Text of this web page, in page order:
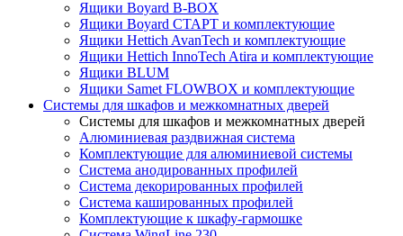
Ящики Boyard B-BOX
Ящики Boyard СТАРТ и комплектующие
Ящики Hettich AvanTech и комплектующие
Ящики Hettich InnoTech Atira и комплектующие
Ящики BLUM
Ящики Samet FLOWBOX и комплектующие
Системы для шкафов и межкомнатных дверей
Системы для шкафов и межкомнатных дверей
Алюминиевая раздвижная система
Комплектующие для алюминиевой системы
Система анодированных профилей
Система декорированных профилей
Система кашированных профилей
Комплектующие к шкафу-гармошке